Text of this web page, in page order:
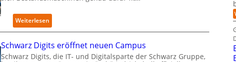
t
r
v
r
f
s
p
e
k
i
o
Weiterlesen:
R
t
r
Schwarz Digits eröffnet neuen Campus
Schwarz Digits, die IT- und Digitalsparte der Schwarz Gruppe,